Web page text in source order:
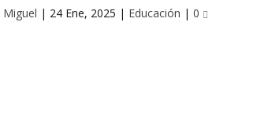
Miguel | 24 Ene, 2025 | Educación |0